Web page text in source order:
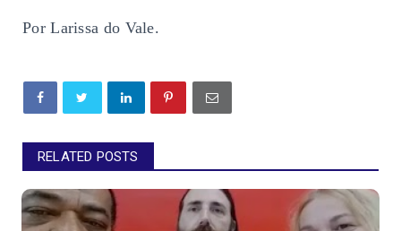
Por Larissa do Vale.
RELATED POSTS